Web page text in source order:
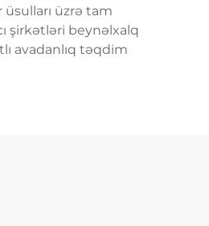
üzrə tam
şirkətləri beynəlxalq
avadanlıq təqdim